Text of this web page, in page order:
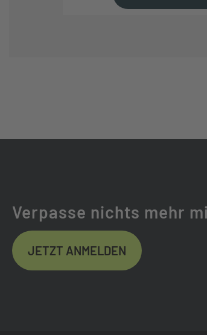
Verpasse nichts mehr
JETZT ANMELDEN